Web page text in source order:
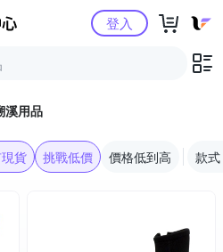
Yahoo購物中心登入
溪用品
貨 挑戰低價 價格低到高 款式